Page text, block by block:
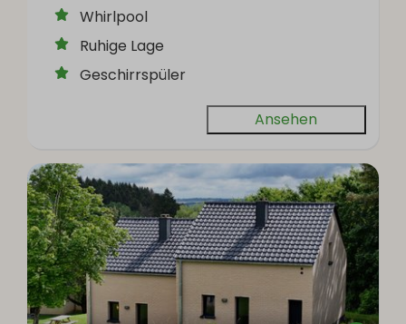
Whirlpool
Ruhige Lage
Geschirrspüler
Ansehen